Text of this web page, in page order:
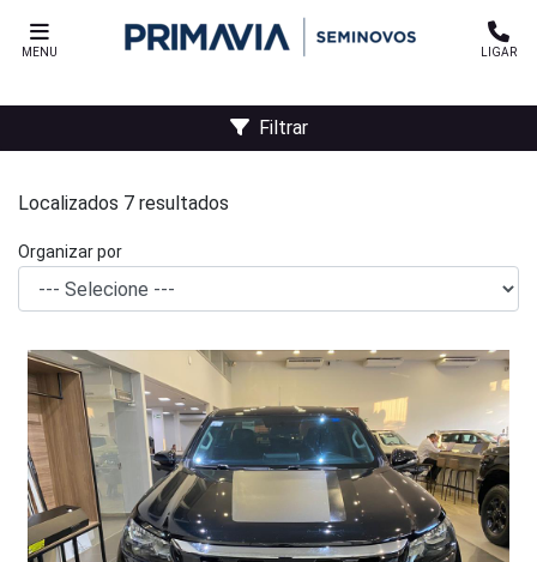
MENU LIGAR
Localizados 7 resultados
Filtrar
Organizar por